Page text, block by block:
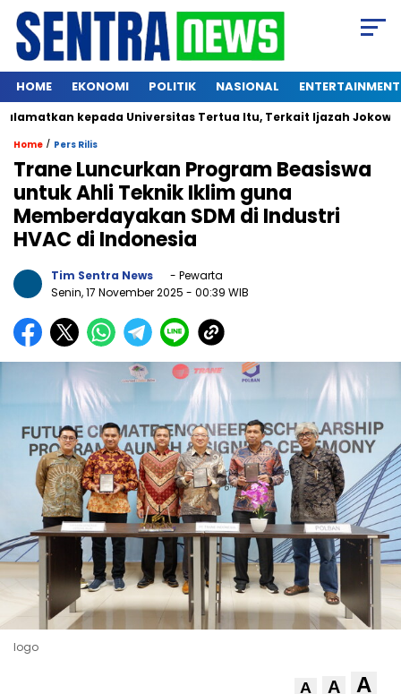
HOME EKONOMI POLITIK NASIONAL ENTERTAINMENT
kepada Universitas Tertua Itu, Terkait Ijazah Jokowi
Home / Pers Rilis
Trane Luncurkan Program Beasiswa
untuk Ahli Teknik Iklim guna
Memberdayakan SDM di Industri
HVAC di Indonesia
Tim Sentra News
- Pewarta
Senin, 17 November 2025 - 00:39 WIB
logo
A A A